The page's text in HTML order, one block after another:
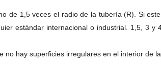
de 1,5 veces el radio de la tubería (R). Si
estándar internacional o industrial. 1,5, 3 y
hay superficies irregulares en el interior de